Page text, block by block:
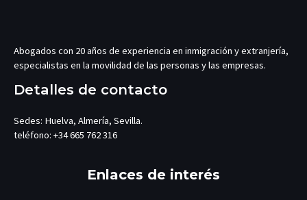
Abogados con 20 años de experiencia en inmigración y extranjería,
especialistas en la movilidad de las personas y las empresas.
Detalles de contacto
Sedes: Huelva, Almería, Sevilla.
teléfono: +34 665 762 316
Enlaces de interés